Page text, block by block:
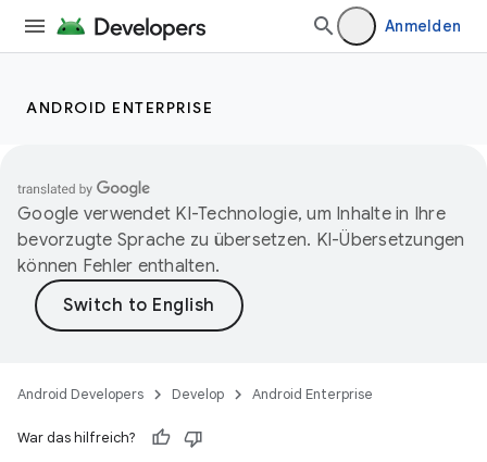
Anmelden
ANDROID ENTERPRISE
Google verwendet KI-Technologie, um Inhalte in Ihre
bevorzugte Sprache zu übersetzen. KI-Übersetzungen
können Fehler enthalten.
Android Developers Develop Android Enterprise
War das hilfreich?